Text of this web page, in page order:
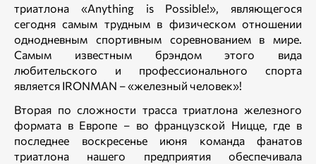
триатлона «Anything is Possible!», являющегося
сегодня самым трудным в физическом отношении
однодневным спортивным соревнованием в мире.
Самым известным брэндом этого вида
любительского и профессионального спорта
является IRONMAN – «железный человек»!
Вторая по сложности трасса триатлона железного
формата в Европе – во французской Ницце, где в
последнее воскресенье июня команда фанатов
триатлона нашего предприятия обеспечивала